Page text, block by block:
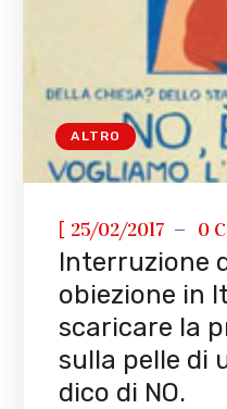
ALTRO
[ 25/02/2017 0
Interruzione
obiezione in
scaricare la
sulla pelle di
dico di NO.